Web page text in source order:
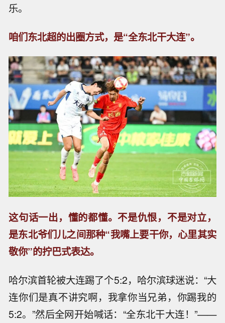
乐。
咱们东北超的出圈方式，是“全东北干大连”。
这句话一出，懂的都懂。不是仇恨，不是对立，
是东北爷们儿之间那种“我嘴上要干你，心里其实
敬你”的拧巴式表达。
哈尔滨首轮被大连踢了个5:2，哈尔滨球迷说：“大
连你们是真不讲究啊，我拿你当兄弟，你踢我的
5:2。”然后全网开始喊话：“全东北干大连！”——